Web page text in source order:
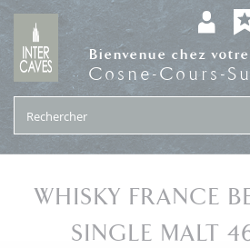
Bienvenue chez
Cosne-Cours-
WHISKY FRANCE
SINGLE MALT